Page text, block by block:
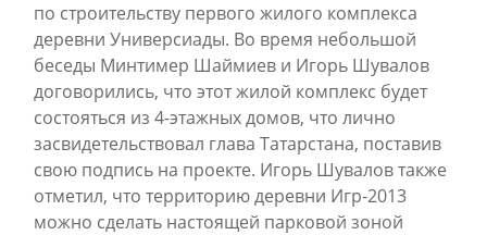
по строительству первого жилого комплекса
деревни Универсиады. Во время небольшой
беседы Минтимер Шаймиев и Игорь Шувалов
договорились, что этот жилой комплекс будет
состояться из 4-этажных домов, что лично
засвидетельствовал глава Татарстана, поставив
свою подпись на проекте. Игорь Шувалов также
отметил, что территорию деревни Игр-2013
можно сделать настоящей парковой зоной